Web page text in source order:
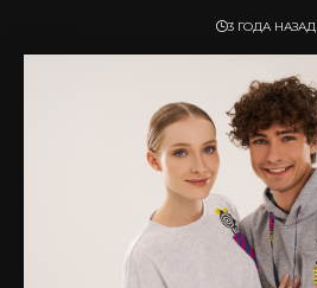
3 ГОДА НАЗАД